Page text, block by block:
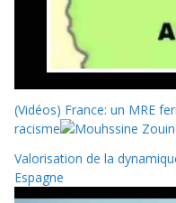
(Vidéos) France: un MRE
racisme
Valorisation de la
Espagne